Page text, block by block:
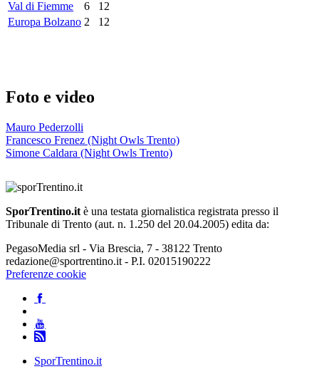
Val di Fiemme
6
12
Europa Bolzano 2 12
Foto e video
Mauro Pederzolli
Francesco Frenez (Night Owls Trento)
Simone Caldara (Night Owls Trento)
SporTrentino.it è una testata giornalistica registrata presso il
Tribunale di Trento (aut. n. 1.250 del 20.04.2005) edita da:
PegasoMedia srl - Via Brescia, 7 - 38122 Trento
redazione@sportrentino.it - P.I. 02015190222
Preferenze cookie
SporTrentino.it